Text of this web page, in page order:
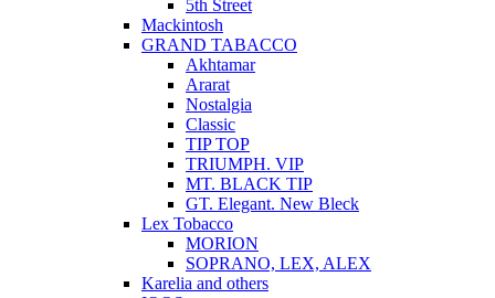
5th Street
Mackintosh
GRAND TABACCO
Akhtamar
Ararat
Nostalgia
Classic
TIP TOP
TRIUMPH. VIP
MT. BLACK TIP
GT. Elegant. New Bleck
Lex Tobacco
MORION
SOPRANO, LEX, ALEX
Karelia and others